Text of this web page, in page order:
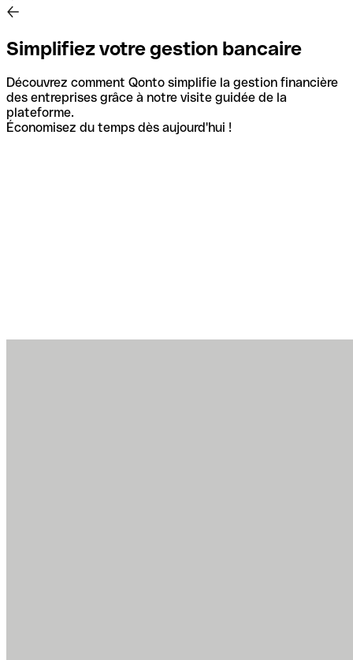
Simplifiez votre gestion bancaire
Découvrez comment Qonto simplifie la gestion financière
des entreprises grâce à notre visite guidée de la
plateforme.
Économisez du temps dès aujourd'hui !